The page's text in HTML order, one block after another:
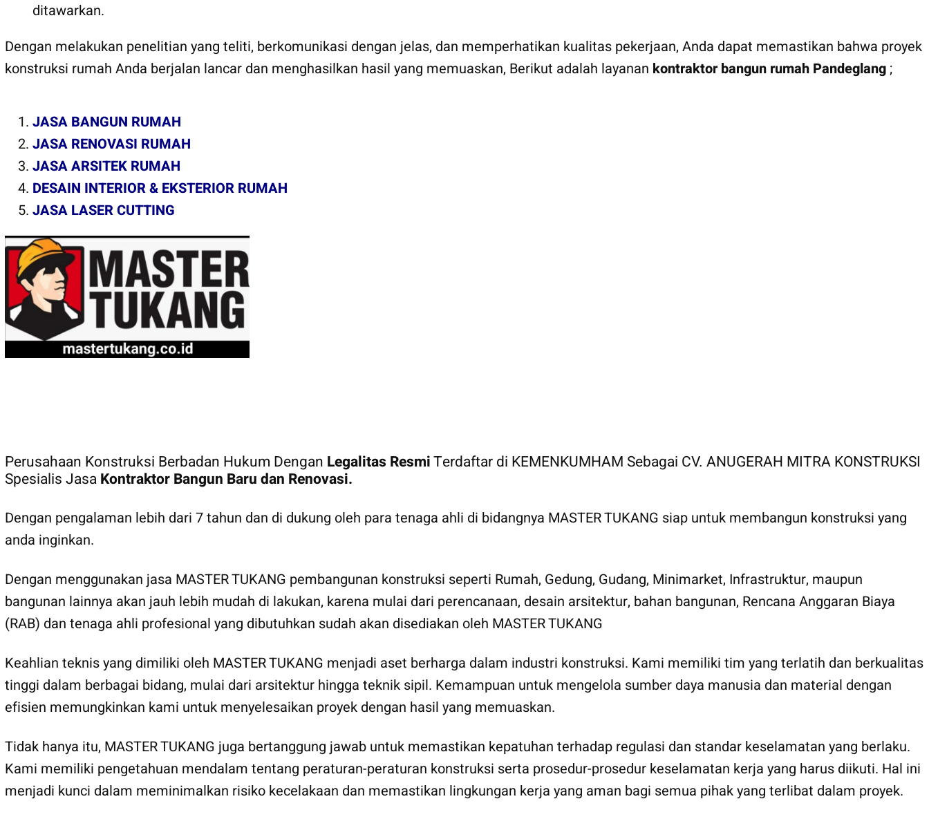
ditawarkan.
Dengan melakukan penelitian yang teliti, berkomunikasi dengan jelas, dan memperhatikan kualitas pekerjaan, Anda dapat memastikan bahwa proyek
konstruksi rumah Anda berjalan lancar dan menghasilkan hasil yang memuaskan, Berikut adalah layanan kontraktor bangun rumah Pandeglang;
JASA BANGUN RUMAH
JASA RENOVASI RUMAH
JASA ARSITEK RUMAH
DESAIN INTERIOR & EKSTERIOR RUMAH
JASA LASER CUTTING
Perusahaan Konstruksi Berbadan Hukum Dengan Legalitas ResmiTerdaftar di KEMENKUMHAM Sebagai CV. ANUGERAH MITRA KONSTRUKSI
Spesialis JasaKontraktor Bangun Baru dan Renovasi.
Dengan pengalaman lebih dari 7 tahun dan di dukung oleh para tenaga ahli di bidangnya MASTER TUKANG siap untuk membangun konstruksi yang
anda inginkan.
Dengan menggunakan jasa MASTER TUKANG pembangunan konstruksi seperti Rumah, Gedung, Gudang, Minimarket, Infrastruktur, maupun
bangunan lainnya akan jauh lebih mudah di lakukan, karena mulai dari perencanaan, desain arsitektur, bahan bangunan, Rencana Anggaran Biaya
(RAB) dan tenaga ahli profesional yang dibutuhkan sudah akan disediakan oleh MASTER TUKANG
Keahlian teknis yang dimiliki oleh MASTER TUKANG menjadi aset berharga dalam industri konstruksi. Kami memiliki tim yang terlatih dan berkualitas
tinggi dalam berbagai bidang, mulai dari arsitektur hingga teknik sipil. Kemampuan untuk mengelola sumber daya manusia dan material dengan
efisien memungkinkan kami untuk menyelesaikan proyek dengan hasil yang memuaskan.
Tidak hanya itu, MASTER TUKANG juga bertanggung jawab untuk memastikan kepatuhan terhadap regulasi dan standar keselamatan yang berlaku.
Kami memiliki pengetahuan mendalam tentang peraturan-peraturan konstruksi serta prosedur-prosedur keselamatan kerja yang harus diikuti. Hal ini
menjadi kunci dalam meminimalkan risiko kecelakaan dan memastikan lingkungan kerja yang aman bagi semua pihak yang terlibat dalam proyek.